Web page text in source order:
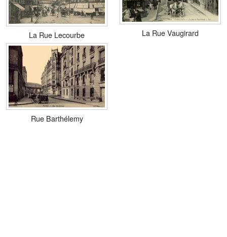
La Rue Lecourbe La Rue Vaugirard
Rue Barthélemy